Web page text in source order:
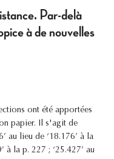
Par-delà
à de nouvelles
ont été apportées
papier. Il s'agit de
au lieu de ‘18.176’ à la
à la p. 227 ; ‘25.427’ au